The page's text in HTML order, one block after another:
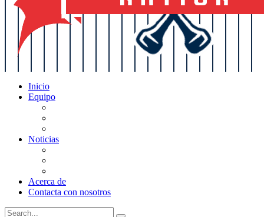
Inicio
Equipo
Noticias
Acerca de
Contacta con nosotros